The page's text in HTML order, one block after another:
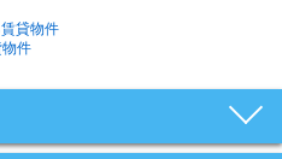
貸物件
件